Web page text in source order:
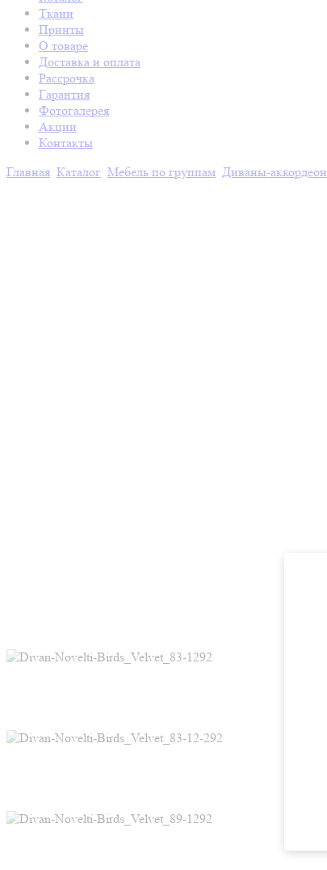
Ткани
Принты
О товаре
Доставка и оплата
Рассрочка
Гарантия
Фотогалерея
Акции
Контакты
Главная Каталог Мебель по группам Диваны-